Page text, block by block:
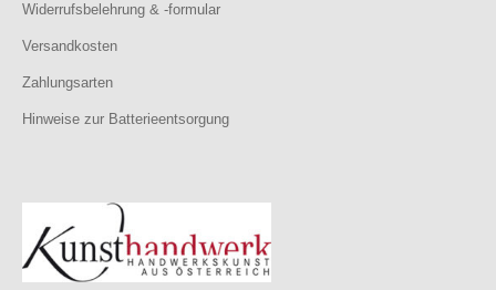
Widerrufsbelehrung & -formular
Versandkosten
Zahlungsarten
Hinweise zur Batterieentsorgung